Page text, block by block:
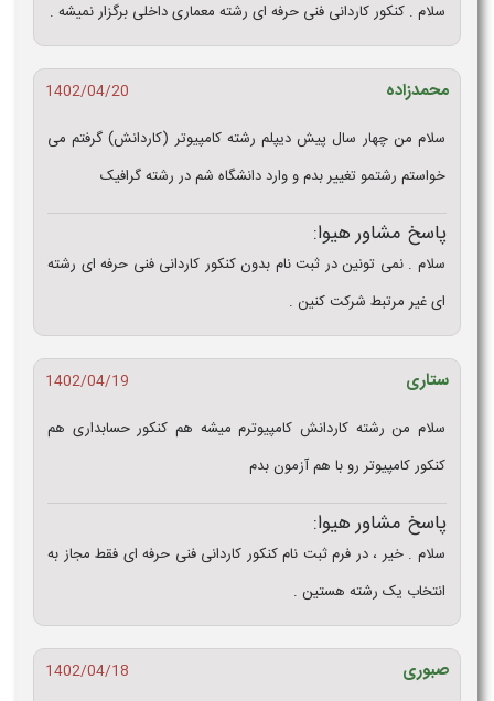
سلام . کنکور کاردانی فنی حرفه ای رشته معماری داخلی برگزار نمیشه .
محمدزاده
1402/04/20
سلام من چهار سال پیش دیپلم رشته کامپیوتر (کاردانش) گرفتم می
خواستم رشتمو تغییر بدم و وارد دانشگاه شم در رشته گرافیک
پاسخ مشاور هیوا:
سلام . نمی تونین در ثبت نام بدون کنکور کاردانی فنی حرفه ای رشته
ای غیر مرتبط شرکت کنین .
ستاری
1402/04/19
سلام من رشته کاردانش کامپیوترم میشه هم کنکور حسابداری هم
کنکور کامپیوتر رو با هم آزمون بدم
پاسخ مشاور هیوا:
سلام . خیر ، در فرم ثبت نام کنکور کاردانی فنی حرفه ای فقط مجاز به
انتخاب یک رشته هستین .
صبوری
1402/04/18